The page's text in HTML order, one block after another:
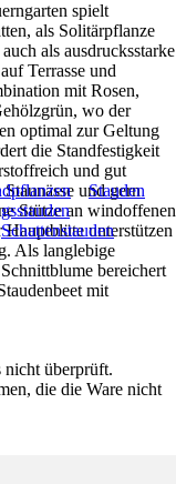
spielt
als Solitärpflanze
als ausdrucksstarke
Terrasse und
mit Rosen,
wo der
optimal zur Geltung
die Standfestigkeit
und gut
und gern
Stütze an windoffenen
unterstützen
Als langlebige
bereichert
mit
Stauden
Schattenstauden
überprüft.
die die Ware nicht